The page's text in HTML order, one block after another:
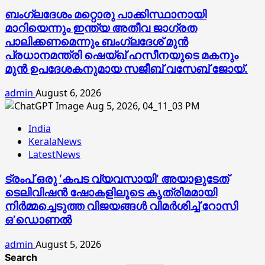
ബംഗ്ലദേശം മറ്റൊരു പാക്കിസ്ഥാനായി
മാറിയെന്നും ഇന്ത്യ അതീവ ജാഗ്രത
പാലിക്കണമെന്നും ബംഗ്ലദേശ് മുൻ
പ്രധാനമന്ത്രി ഷെയ്ഖ് ഹസീനയുടെ മകനും
മുൻ ഉപദേശകനുമായ സജീബ് വസേബ് ജോയ്.
admin August 6, 2026
India
KeralaNews
LatestNews
ട്രംപ് ഒരു ‘കപട വ്യവസായി’ അയാളുടേത്
ടെലിവിഷന്‍ ഷോകളിലൂടെ കൃത്രിമമായി
നിര്‍മ്മച്ചെടുത്ത വിജയങ്ങള്‍ വിമര്‍ശിച്ച് റോസി
ഒ’ഡൊണല്‍
admin August 5, 2026
Search